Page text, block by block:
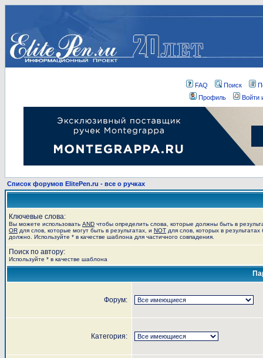
FAQ Поиск
Профиль
Войти
Список форумов ElitePen.ru - все о ручках
Ключевые слова:
Вы можете использовать AND чтобы определить слова, которые должны быть в
OR для слов, которые могут быть в результатах, и NOT для слов, которых в результатах
должно. Используйте * в качестве шаблона для частичного совпадения.
Поиск по автору:
Используйте * в качестве шаблона
Форум:
Категория: